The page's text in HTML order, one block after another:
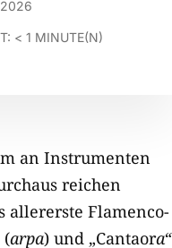
< 1 MINUTE(N)
an Instrumenten
reichen
allererste Flamenco-
(arpa) und „Cantaora“